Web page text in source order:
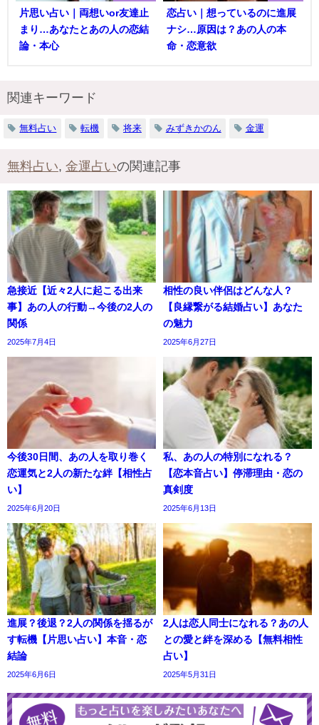
片思い占い｜両想いor友達止
まり…あなたとあの人の恋結
論・本心
恋占い｜想っているのに進展
ナシ…原因は？あの人の本
命・恋意欲
関連キーワード
無料占い 転機 将来 みずきかのん 金運
無料占い, 金運占いの関連記事
急接近【近々2人に起こる出来
事】あの人の行動→今後の2人の
関係
2025年7月4日
相性の良い伴侶はどんな人？
【良縁繋がる結婚占い】あなた
の魅力
2025年6月27日
今後30日間、あの人を取り巻く
恋運気と2人の新たな絆【相性占
い】
2025年6月20日
私、あの人の特別になれる？
【恋本音占い】停滞理由・恋の
真剣度
2025年6月13日
進展？後退？2人の関係を揺るが
す転機【片思い占い】本音・恋
結論
2025年6月6日
2人は恋人同士になれる？あの人
との愛と絆を深める【無料相性
占い】
2025年5月31日